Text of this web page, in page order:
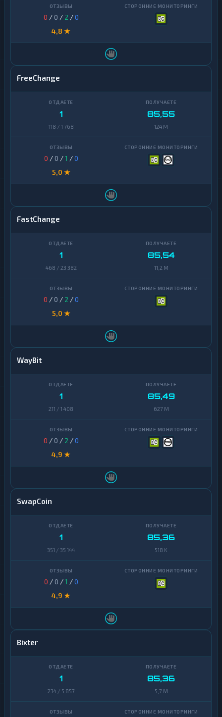
0 / 0 / 2 /0
4,8 ★
FreeChange
1
118 / 1 768
85,55
124 M
0 / 0 /1 /0
5,0 ★
FastChange
1
468 / 23 382
85,54
11,2 M
0 / 0 / 2 /0
5,0 ★
WayBit
1
211 / 1 408
85,49
627 M
0 / 0 / 2 /0
4,9 ★
SwapCoin
1
351 / 35 144
85,36
518 K
0 / 0 /1 /0
4,9 ★
Bixter
1
234 / 5 857
85,36
5,7 M